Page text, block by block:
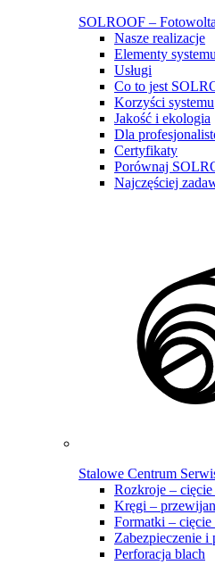
SOLROOF –
Nasze realizacje
Elementy
Usługi
Co to jest
Korzyści systemu
Jakość i ekologia
Dla
Certyfikaty
Porównaj
Najczęściej
Stalowe Centrum
Rozkroje – cięcie
Kręgi –
Formatki – cięcie
Zabezpieczenie i
Perforacja blach